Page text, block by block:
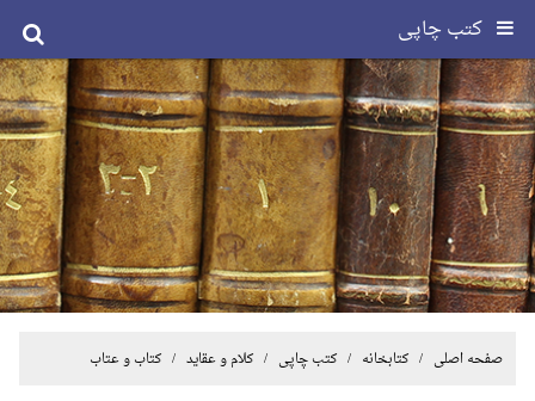
کتب چاپی
صفحه اصلی / کتابخانه /کتب چاپی /کلام و عقاید / کتاب و عتاب